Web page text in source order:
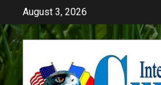
content
August 3, 2026